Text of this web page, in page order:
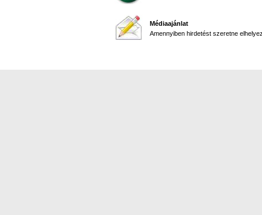
Médiaajánlat
Amennyiben hirdetést szeretne